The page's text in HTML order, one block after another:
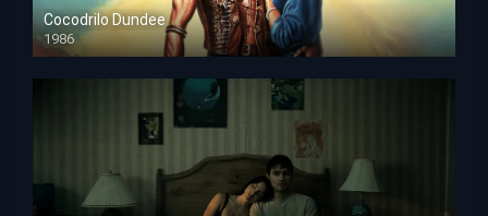
Cocodrilo Dundee
1986
HD 1080p